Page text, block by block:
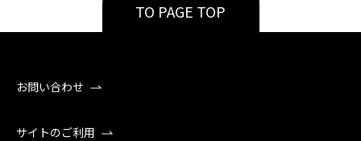
TO PAGE TOP
お問い合わせ
サイトのご利用